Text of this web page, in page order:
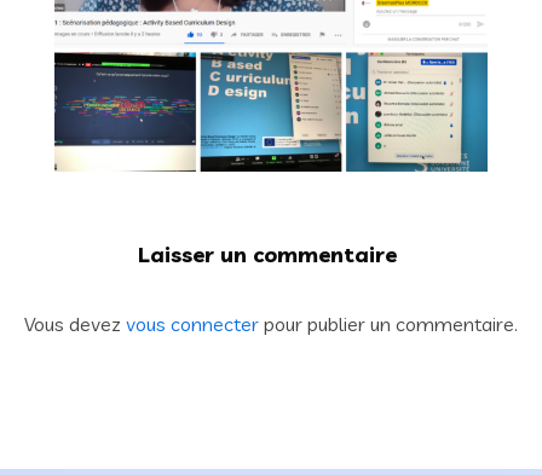
Laisser un commentaire
Vous devez vous connecter pour publier un commentaire.